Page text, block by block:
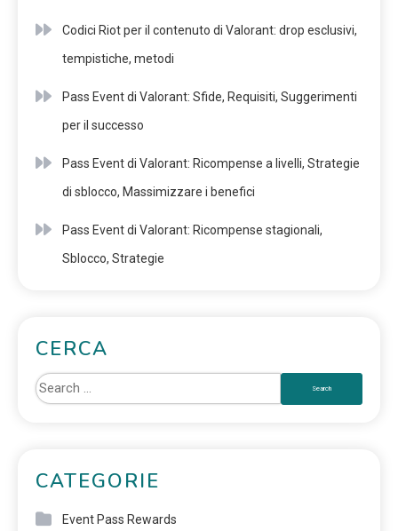
Codici Riot per il contenuto di Valorant: drop esclusivi,
tempistiche, metodi
Pass Event di Valorant: Sfide, Requisiti, Suggerimenti
per il successo
Pass Event di Valorant: Ricompense a livelli, Strategie
di sblocco, Massimizzare i benefici
Pass Event di Valorant: Ricompense stagionali,
Sblocco, Strategie
CERCA
CATEGORIE
Event Pass Rewards